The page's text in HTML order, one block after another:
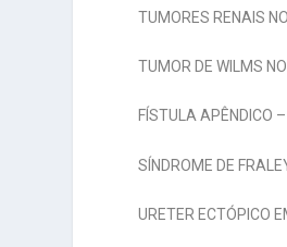
TUMORES RENAIS
TUMOR DE WILMS
FÍSTULA APÊNDICO
SÍNDROME DE
URETER ECTÓPICO